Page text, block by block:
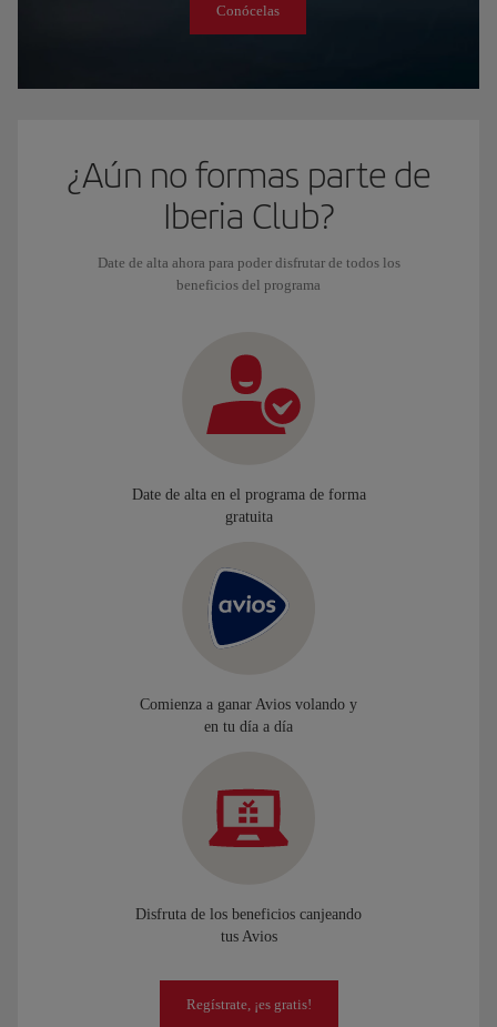
Conócelas
¿Aún no formas parte de
Iberia Club?
Date de alta ahora para poder disfrutar de todos los
beneficios del programa
Date de alta en el programa de forma
gratuita
Comienza a ganar Avios volando y
en tu día a día
Disfruta de los beneficios canjeando
tus Avios
Regístrate, ¡es gratis!